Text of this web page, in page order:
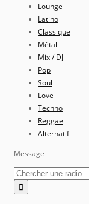
Lounge
Latino
Classique
Métal
Mix / DJ
Pop
Soul
Love
Techno
Reggae
Alternatif
Message